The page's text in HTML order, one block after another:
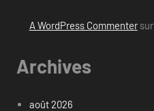
A WordPress Commentersur
Archives
août 2026